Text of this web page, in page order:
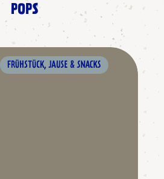
POPS
FRÜHSTÜCK, JAUSE & SNACKS